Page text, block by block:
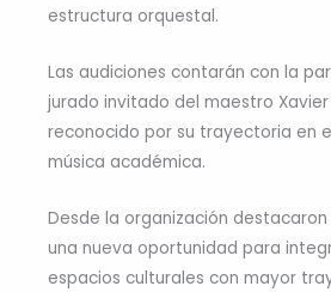
estructura orquestal.
Las audiciones contarán con la
jurado invitado del maestro Xavier
reconocido por su trayectoria en
música académica.
Desde la organización
una nueva oportunidad para
espacios culturales con mayor